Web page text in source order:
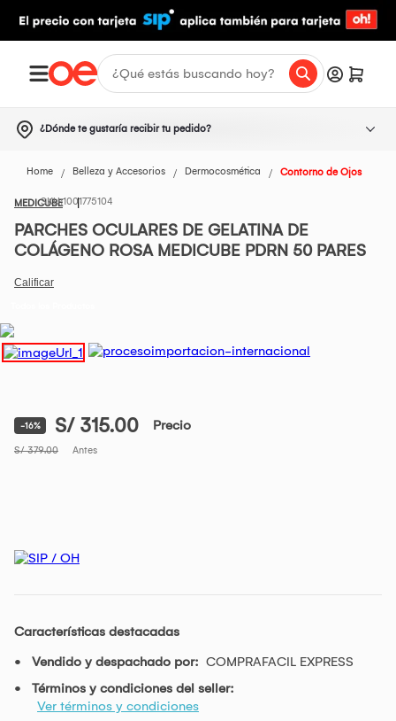
¿Dónde te gustaría recibir tu pedido?
Home Belleza y Accesorios Dermocosmética Contorno de Ojos
MEDICUBE1001775104
PARCHES OCULARES DE GELATINA DE
COLÁGENO ROSA MEDICUBE PDRN 50 PARES
-16% S/ 315.00 Precio
S/ 379.00 Antes
Características destacadas
Vendido y despachado por: COMPRAFACIL EXPRESS
Términos y condiciones del seller:
Ver términos y condiciones